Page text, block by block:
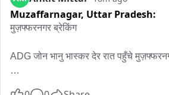
भरा सरप्राइज दिया। उनकी यह पहली कांवड़
और पारिवारिक संस्कारों की प्रेरक मिसाल बन गई
Muzaffarnagar, Uttar Pradesh:
मुज़फ्फरनगर ब्रेकिंग
ADG जोन भानु भास्कर देर रात पहुँचे